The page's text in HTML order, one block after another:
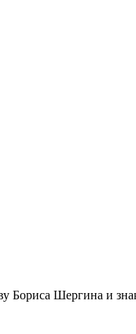
Бориса Шергина и